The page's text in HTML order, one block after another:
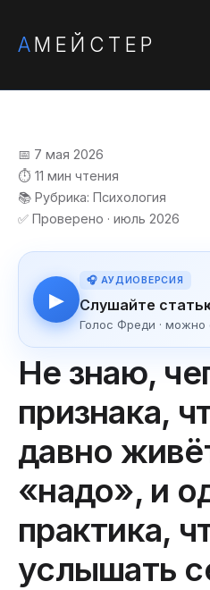
АМЕЙСТЕР
📅 7 мая 2026
⏱️ 11 мин чтения
📚 Рубрика: Психология
✅ Проверено · июль 2026
▶
🎧 АУДИОВЕРСИЯ
Слушайте
Голос Фреди · можно
Не знаю,
признака,
давно
«надо», и
практика,
услышать